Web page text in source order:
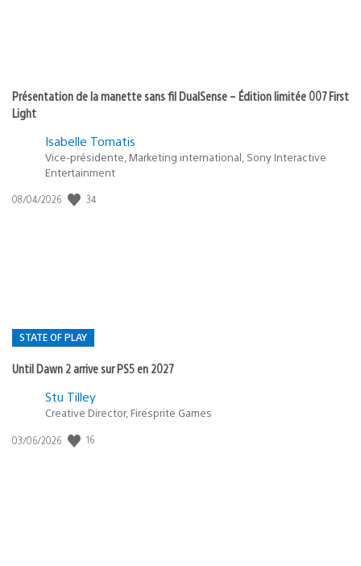
Présentation de la manette sans fil DualSense – Édition limitée 007 First
Light
Isabelle Tomatis
Vice-présidente, Marketing international, Sony Interactive
Entertainment
Date
08/04/2026 34
STATE OF PLAY
Until Dawn 2 arrive sur PS5 en 2027
Postée
:
state
Stu Tilley
Creative Director, Firesprite Games
Date
03/06/2026 16